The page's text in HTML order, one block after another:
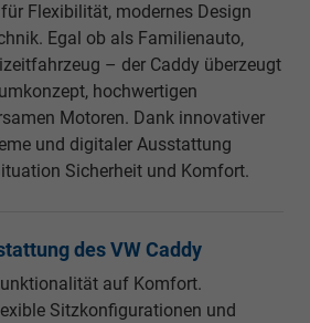
Flexibilität, modernes Design
Egal ob als Familienauto,
– der Caddy überzeugt
hochwertigen
Motoren. Dank innovativer
und digitaler Ausstattung
Sicherheit und Komfort.
des VW Caddy
auf Komfort.
Sitzkonfigurationen und